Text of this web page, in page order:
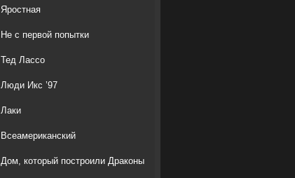
Яростная
Не с первой попытки
Тед Лассо
Люди Икс ’97
Лаки
Всеамериканский
Дом, который построили Драконы